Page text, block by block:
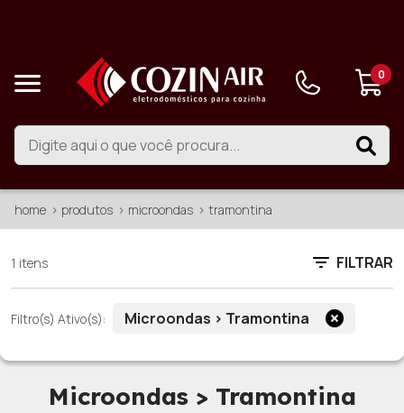
0
home produtos microondas tramontina
1 itens FILTRAR
Filtro(s) Ativo(s): Microondas > Tramontina
Microondas > Tramontina